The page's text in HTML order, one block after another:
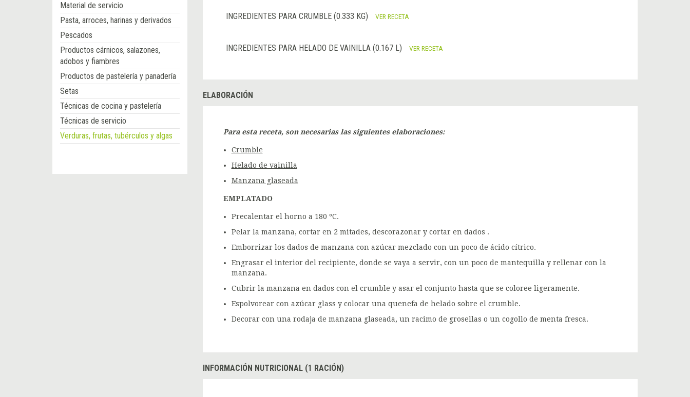
Material de servicio
Pasta, arroces, harinas y derivados
Pescados
Productos cárnicos, salazones,
adobos y fiambres
Productos de pastelería y panadería
Setas
Técnicas de cocina y pastelería
Técnicas de servicio
Verduras, frutas, tubérculos y algas
INGREDIENTES PARA CRUMBLE (0.333 KG) VER RECETA
INGREDIENTES PARA HELADO DE VAINILLA (0.167 L) VER RECETA
ELABORACIÓN
Para esta receta, son necesarias las siguientes elaboraciones:
Crumble
Helado de vainilla
Manzana glaseada
EMPLATADO
Precalentar el horno a 180 ºC.
Pelar la manzana, cortar en 2 mitades, descorazonar y cortar en dados .
Emborrizar los dados de manzana con azúcar mezclado con un poco de ácido cítrico.
Engrasar el interior del recipiente, donde se vaya a servir, con un poco de mantequilla y rellenar con la
manzana.
Cubrir la manzana en dados con el crumble y asar el conjunto hasta que se coloree ligeramente.
Espolvorear con azúcar glass y colocar una quenefa de helado sobre el crumble.
Decorar con una rodaja de manzana glaseada, un racimo de grosellas o un cogollo de menta fresca.
INFORMACIÓN NUTRICIONAL (1 RACIÓN)